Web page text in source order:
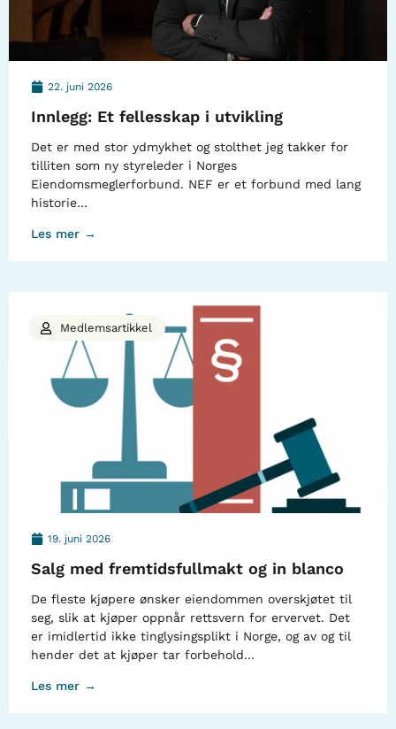
22. juni 2026
Innlegg: Et fellesskap i utvikling
Det er med stor ydmykhet og stolthet jeg takker for
tilliten som ny styreleder i Norges
Eiendomsmeglerforbund. NEF er et forbund med lang
historie…
Les mer →
19. juni 2026
Salg med fremtidsfullmakt og in blanco
De fleste kjøpere ønsker eiendommen overskjøtet til
seg, slik at kjøper oppnår rettsvern for ervervet. Det
er imidlertid ikke tinglysingsplikt i Norge, og av og til
hender det at kjøper tar forbehold…
Les mer →
Medlemsartikkel